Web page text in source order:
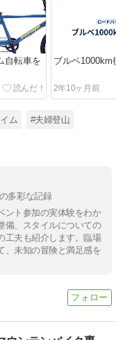
自転車を
ブルベ1000km
2年10ヶ月前
ム #夫婦登山
多彩な記録
ント参加の実体験をわか
備、スタイルについての
工夫も紹介します。臨場
、未知の冒険と満足感を